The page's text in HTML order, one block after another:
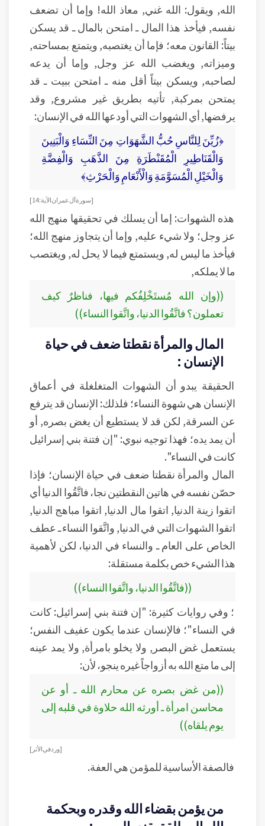
الله, ويقول: الله غني, معاذ الله! وإما أن تضعف
نفسه, فيأخذ هذا المال ـ امتحن بالمال ـ قد يسكن
بيتاً: القانون معه؛ فإما أن يغتصبه, ويتمتع بمساحته,
وميزاته, ويغضب الله عز وجل, وإما أن يدعه
لصاحبه, ويسكن بيتاً أقل منه ـ امتحن ببيت ـ قد
يمتحن بمركبة, تأتيه بطريق غير مشروع, وقد
يرفضها, أي الشهوات التي أودعها الله في الإنسان:
﴿زُيِّنَ لِلنَّاسِ حُبُّ الشَّهَوَاتِ مِنَ النِّسَاءِ وَالْبَنِينَ
وَالْقَنَاطِيرِ الْمُقَنْطَرَةِ مِنَ الذَّهَبِ وَالْفِضَّةِ
وَالْخَيْلِ الْمُسَوَّمَةِ وَالْأَنْعَامِ وَالْحَرْثِ﴾
[سورة آل عمران الآية:14]
هذه الشهوات: إما أن يسلك في تحقيقها منهج الله
عز وجل؛ ولا شيء عليه, وإما أن يتجاوز منهج الله؛
فيأخذ ما ليس له, ويستمتع فيما لا يحل له, ويغتصب
ما لا يملكه,
((وإن الله مُستَخْلِفُكم فيها، فناظرٌ كيف
تعملون؟ فاتَّقُوا الدنيا، واتَّقوا النساء))
المال والمرأة نقطتا ضعف في حياة
الإنسان :
الحقيقة يبدو أن الشهوات المتغلغلة في أعماق
الإنسان هي شهوة النساء؛ فلذلك: الإنسان قد يترفع
عن السرقة, لكن قد لا يستطيع أن يغض بصره, أو
أن يمد يده؛ فهذا توجيه نبوي: "إن فتنة بني إسرائيل
كانت في النساء".
المال والمرأة نقطتا ضعف في حياة الإنسان؛ فإذا
حصّن نفسه في هاتين النقطتين نجا، فاتَّقُوا الدنيا أي
اتقوا زينة الدنيا, اتقوا مال الدنيا, اتقوا مباهج الدنيا,
اتقوا الشهوات التي في الدنيا, واتَّقوا النساء ـ عطف
الخاص على العام ـ والنساء في الدنيا، لكن لأهمية
هذا الشيء خص بكلمة مستقلة:
((فاتَّقُوا الدنيا، واتَّقوا النساء))
؛ وفي روايات كثيرة: "إن فتنة بني إسرائيل: كانت
في النساء"؛ فالإنسان عندما يكون عفيف النفس؛
يستعمل غض البصر, ولا يخلو بامرأة, ولا يمد عينه
إلى ما متع الله به أزواجاً غيره ينجو، لأن:
((من غض بصره عن محارم الله ـ أو عن
محاسن امرأة ـ أورثه الله حلاوة في قلبه إلى
يوم يلقاه))
[ورد في الأثر]
فالصفة الأساسية للمؤمن هي العفة.
من يؤمن بقضاء الله وقدره وبحكمة